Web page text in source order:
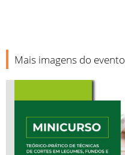
Mais imagens do evento